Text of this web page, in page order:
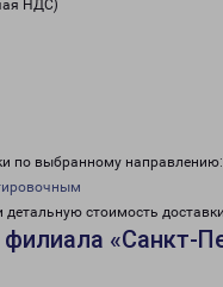
НДС)
по выбранному направлению:
детальную стоимость
«Санкт-